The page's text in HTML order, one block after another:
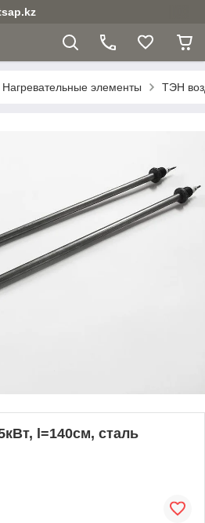
Нагревательные элементы ТЭН
l=140см, сталь